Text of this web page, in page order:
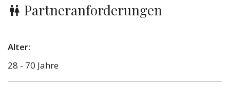
Partneranforderungen
Alter:
28 - 70 Jahre